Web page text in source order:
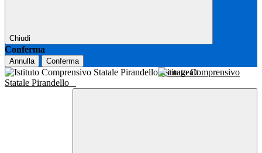
Chiudi
Conferma
Annulla Conferma
Istituto Comprensivo
Statale Pirandello